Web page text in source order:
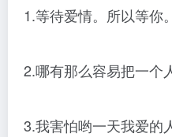
1.等待爱情。所以等你。
2.哪有那么容易把一个
3.我害怕哟一天我爱的